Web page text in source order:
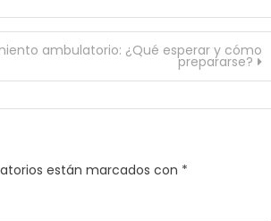
ambulatorio: ¿Qué esperar y cómo
prepararse?
están marcados con *